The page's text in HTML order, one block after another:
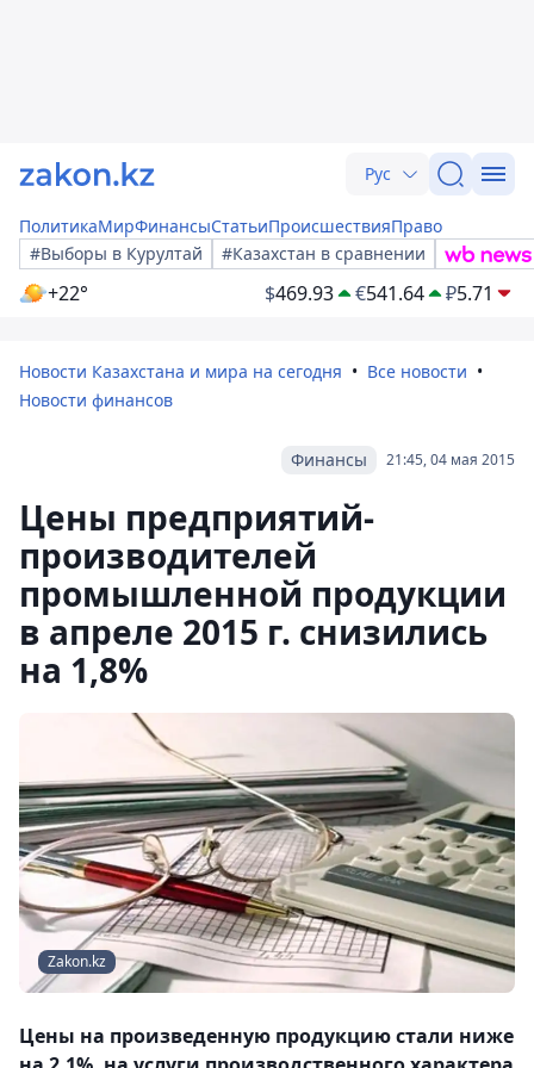
Рус
ПолитикаМирФинансыСтатьиПроисшествияПраво
#Выборы в Курултай
#Казахстан в сравнении
+22° $469.93 €541.64 ₽5.71
Новости Казахстана и мира на сегодня
Все новости
Новости финансов
21:45, 04 мая 2015
Финансы
Цены предприятий-
производителей
промышленной продукции
в апреле 2015 г. снизились
на 1,8%
Zakon.kz
Цены на произведенную продукцию стали ниже